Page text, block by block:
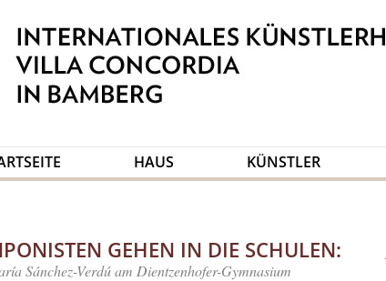
HAUS KÜNSTLER
GEHEN IN DIE SCHULEN:
Sánchez-Verdú am Dientzenhofer-Gymnasium